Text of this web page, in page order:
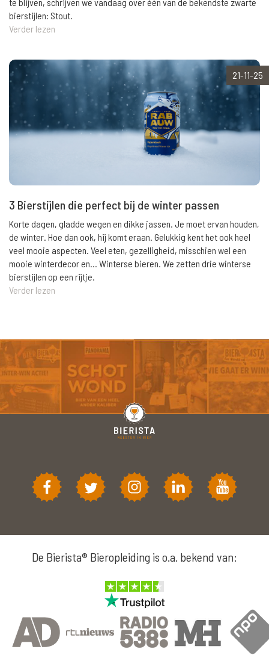
bierstijlen: Stout.
Verder lezen
21-11-25
3 Bierstijlen die perfect bij de winter passen
Korte dagen, gladde wegen en dikke jassen. Je moet ervan houden,
de winter. Hoe dan ook, hij komt eraan. Gelukkig kent het ook heel
veel mooie aspecten. Veel eten, gezelligheid, misschien wel een
mooie winterdecor en... Winterse bieren. We zetten drie winterse
bierstijlen op een rijtje.
Verder lezen
De Bierista® Bieropleiding is o.a. bekend van: